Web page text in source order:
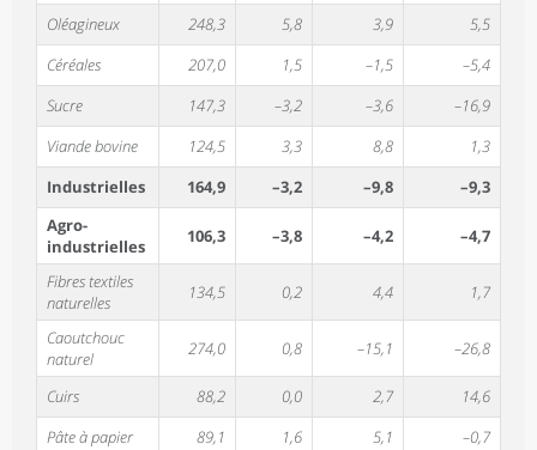
Oléagineux 248,3 5,8 3,9
5,5
Céréales
207,0 1,5 –1,5
–5,4
Sucre
147,3 –3,2 –3,6
–16,9
Viande bovine
124,5 3,3 8,8
1,3
Industrielles
164,9 –3,2 –9,8
–9,3
Agro-
industrielles
106,3 –3,8 –4,2 –4,7
Fibres textiles
naturelles
134,5 0,2 4,4 1,7
Caoutchouc
naturel
274,0 0,8 –15,1 –26,8
Cuirs 88,2 0,0 2,7
14,6
Pâte à papier
89,1 1,6 5,1
–0,7